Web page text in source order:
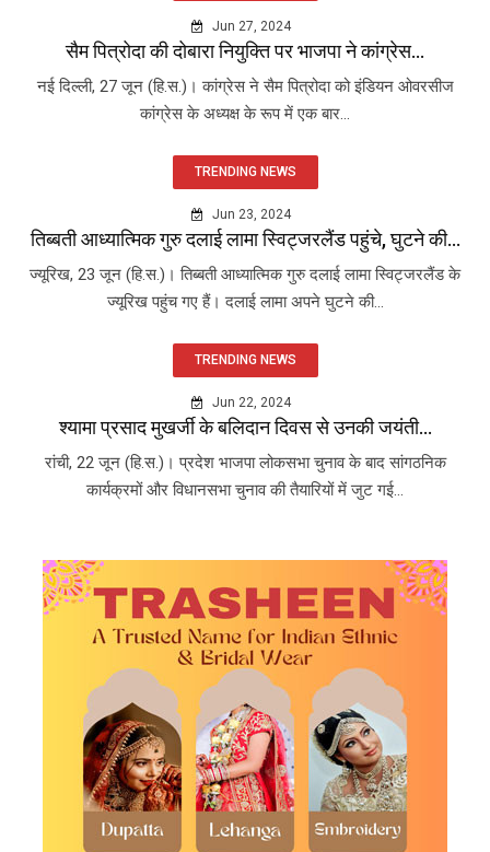
Jun 27, 2024
सैम पित्रोदा की दोबारा नियुक्ति पर भाजपा ने कांग्रेस...
नई दिल्ली, 27 जून (हि.स.)। कांग्रेस ने सैम पित्रोदा को इंडियन ओवरसीज
कांग्रेस के अध्यक्ष के रूप में एक बार...
TRENDING NEWS
Jun 23, 2024
तिब्बती आध्यात्मिक गुरु दलाई लामा स्विट्जरलैंड पहुंचे, घुटने की...
ज्यूरिख, 23 जून (हि.स.)। तिब्बती आध्यात्मिक गुरु दलाई लामा स्विट्जरलैंड के
ज्यूरिख पहुंच गए हैं। दलाई लामा अपने घुटने की...
TRENDING NEWS
Jun 22, 2024
श्यामा प्रसाद मुखर्जी के बलिदान दिवस से उनकी जयंती...
रांची, 22 जून (हि.स.)। प्रदेश भाजपा लोकसभा चुनाव के बाद सांगठनिक
कार्यक्रमों और विधानसभा चुनाव की तैयारियों में जुट गई...